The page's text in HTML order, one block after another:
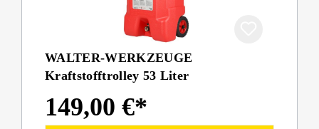
WALTER-WERKZEUGE
Kraftstofftrolley 53 Liter
149,00 €*